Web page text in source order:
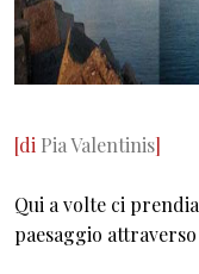
[di Pia Valentinis]
Qui a volte ci
paesaggio